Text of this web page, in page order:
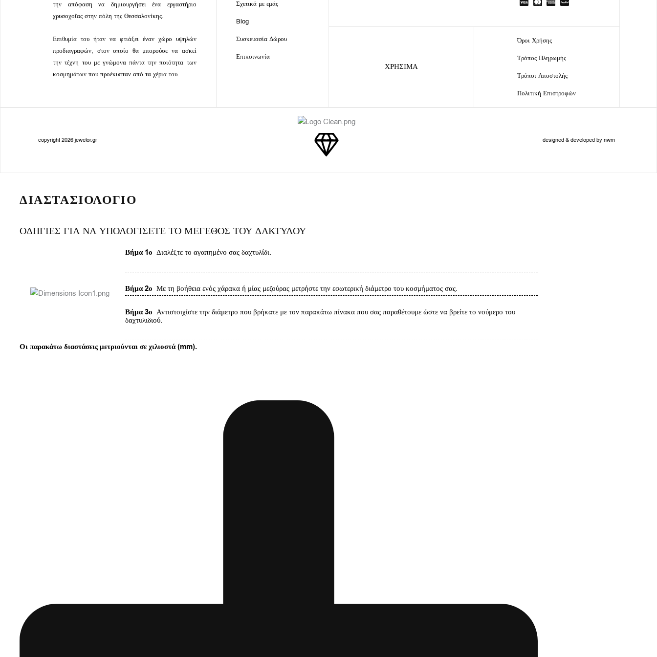
την απόφαση να δημιουργήσει ένα εργαστήριο
χρυσοχοΐας στην πόλη της Θεσσαλονίκης.
Επιθυμία του ήταν να φτιάξει έναν χώρο υψηλών
προδιαγραφών, στον οποίο θα μπορούσε να ασκεί
την τέχνη του με γνώμονα πάντα την ποιότητα των
κοσμημάτων που προέκυπταν από τα χέρια του.
Σχετικά με εμάς
Blog
Συσκευασία Δώρου
Επικοινωνία k a
ΧΡΗΣΙΜΑ
Όροι Χρήσης
Τρόπος Πληρωμής
Τρόποι Αποστολής
Πολιτική Επιστροφών
copyright 2026 jewelor.gr designed & developed by nwm
ΔΙΑΣΤΑΣΙΟΛΟΓΙΟ
ΟΔΗΓΙΕΣ ΓΙΑ ΝΑ ΥΠΟΛΟΓΙΣΕΤΕ ΤΟ ΜΕΓΕΘΟΣ ΤΟΥ ΔΑΚΤΥΛΟΥ
Βήμα 1ο Διαλέξτε το αγαπημένο σας δαχτυλίδι.
Βήμα 2ο Με τη βοήθεια ενός χάρακα ή μίας μεζούρας μετρήστε την εσωτερική διάμετρο του κοσμήματος σας.
Βήμα 3ο Αντιστοιχίστε την διάμετρο που βρήκατε με τον παρακάτω πίνακα που σας παραθέτουμε ώστε να βρείτε το νούμερο του
δαχτυλιδιού.
Οι παρακάτω διαστάσεις μετριούνται σε χιλιοστά (mm).